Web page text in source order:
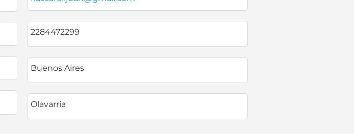
2284472299
Buenos Aires
Olavarría